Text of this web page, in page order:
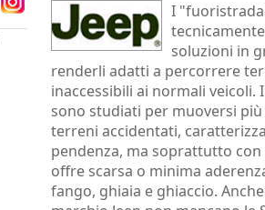
I
soluzioni in
renderli adatti a percorrere
inaccessibili ai normali veicoli.
sono studiati per muoversi
terreni accidentati,
pendenza, ma soprattutto
offre scarsa o minima
fango, ghiaia e ghiaccio.